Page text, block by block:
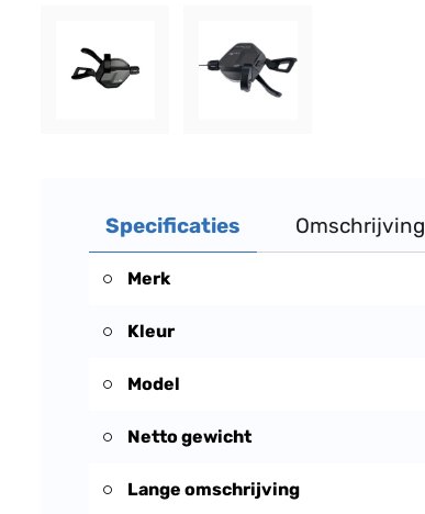
Specificaties Omschrijving
Merk
Kleur
Model
Netto gewicht
Lange omschrijving